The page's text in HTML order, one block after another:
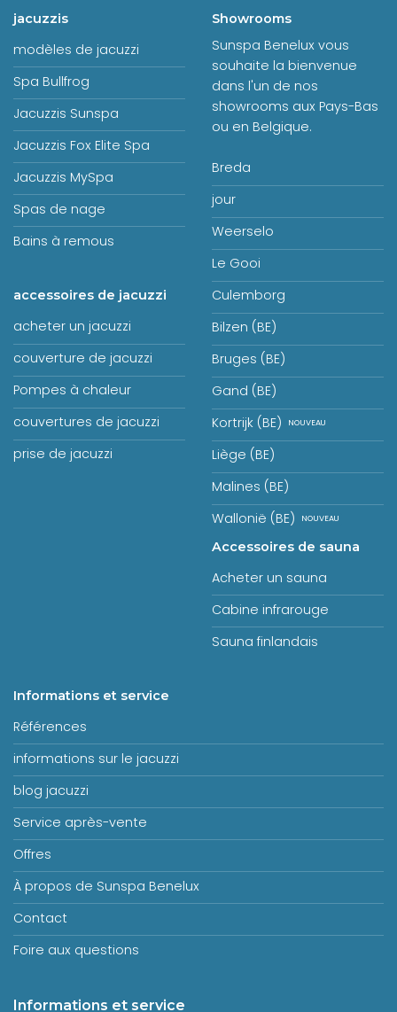
jacuzzis
modèles de jacuzzi
Spa Bullfrog
Jacuzzis Sunspa
Jacuzzis Fox Elite Spa
Jacuzzis MySpa
Spas de nage
Bains à remous
accessoires de jacuzzi
acheter un jacuzzi
couverture de jacuzzi
Pompes à chaleur
couvertures de jacuzzi
prise de jacuzzi
Showrooms
Sunspa Benelux vous
souhaite la bienvenue
dans l'un de nos
showrooms aux Pays-Bas
ou en Belgique.
Breda
jour
Weerselo
Le Gooi
Culemborg
Bilzen (BE)
Bruges (BE)
Gand (BE)
Kortrijk (BE)
Liège (BE)
Malines (BE)
Wallonië (BE)
Accessoires de sauna
Acheter un sauna
Cabine infrarouge
Sauna finlandais
Informations et service
Références
informations sur le jacuzzi
blog jacuzzi
Service après-vente
Offres
À propos de Sunspa Benelux
Contact
Foire aux questions
Informations et service